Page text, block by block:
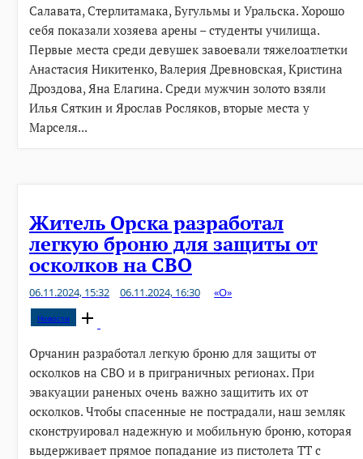
Салавата, Стерлитамака, Бугульмы и Уральска. Хорошо
себя показали хозяева арены – студенты училища.
Первые места среди девушек завоевали тяжелоатлетки
Анастасия Никитенко, Валерия Древновская, Кристина
Дроздова, Яна Елагина. Среди мужчин золото взяли
Илья Сяткин и Ярослав Росляков, вторые места у
Марселя...
Житель Орска разработал
легкую броню для защиты от
осколков на СВО
06.11.2024, 15:32 06.11.2024, 16:30 «О»
Новости
Open
post
Орчанин разработал легкую броню для защиты от
осколков на СВО и в приграничных регионах. При
эвакуации раненых очень важно защитить их от
осколков. Чтобы спасенные не пострадали, наш земляк
сконструировал надежную и мобильную броню, которая
выдерживает прямое попадание из пистолета ТТ с